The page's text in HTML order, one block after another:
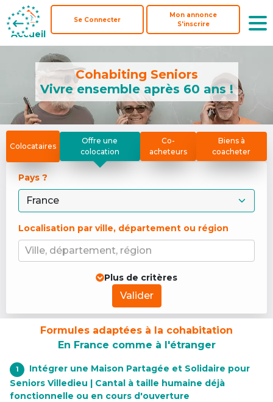
Accueil
Se Connecter
Mon annonce
S'inscrire
Accueil
Se Connecter
Mon annonce
S'inscrire
Cohabiting Seniors
Vivre ensemble après 60 ans !
Colocataires
Offre une
colocation
Co-
acheteurs
Biens à
coacheter
Pays ?
Localisation par ville, département ou région
Ville, département, région
Plus de critères
Valider
Formules adaptées à la cohabitation
En France comme à l'étranger
1
Intégrer une Maison Partagée et Solidaire pour
Seniors Villedieu | Cantal à taille humaine déjà
fonctionnelle ou en cours d'ouverture